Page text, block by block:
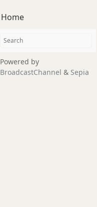
Home
Powered by
BroadcastChannel & Sepia